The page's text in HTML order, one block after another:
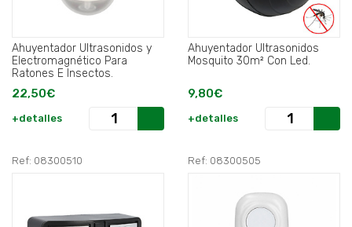
Ahuyentador Ultrasonidos y
Electromagnético Para
Ratones E Insectos.
22,50€
+detalles
Ahuyentador Ultrasonidos
Mosquito 30m² Con Led.
9,80€
+detalles
Ref: 08300510 Ref: 08300505